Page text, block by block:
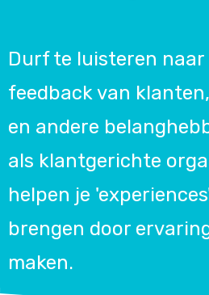
Durf te luisteren
feedback van
en andere
als klantgerichte
helpen je
brengen door
maken.